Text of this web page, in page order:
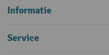
Informatie
Service